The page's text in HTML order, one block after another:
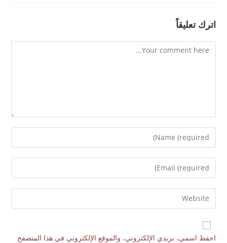
اترك تعليقاً
احفظ اسمي، بريدي الإلكتروني، والموقع الإلكتروني في هذا المتصفح